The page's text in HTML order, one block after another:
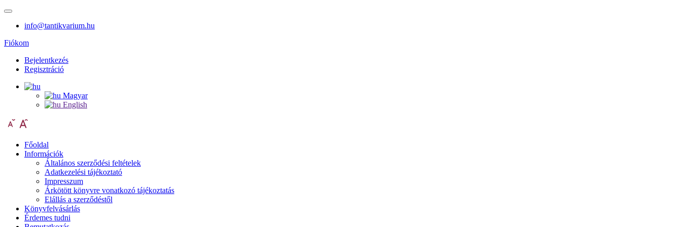
info@tantikvarium.hu
Fiókom
Bejelentkezés
Regisztráció
Magyar
English
Főoldal
Információk
Általános szerződési feltételek
Adatkezelési tájékoztató
Impresszum
Árkötött könyvre vonatkozó tájékoztatás
Elállás a szerződéstől
Könyvfelvásárlás
Érdemes tudni